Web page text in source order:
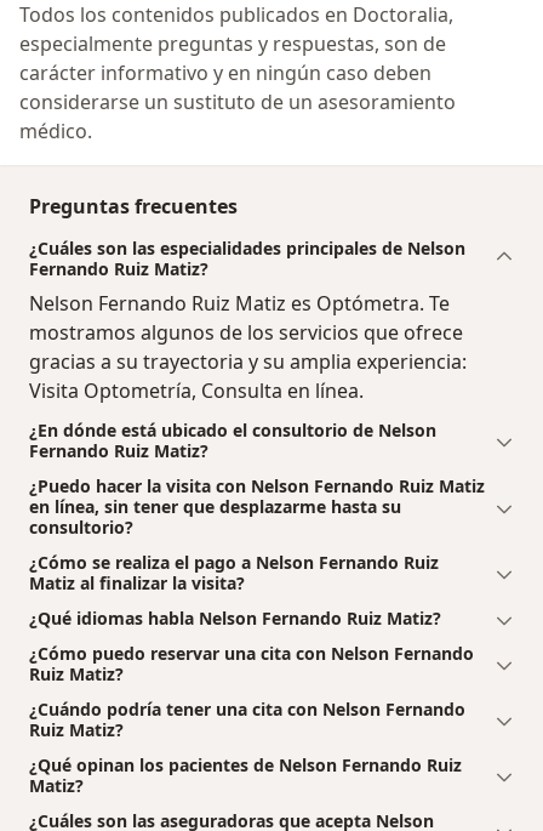
Todos los contenidos publicados en Doctoralia,
especialmente preguntas y respuestas, son de
carácter informativo y en ningún caso deben
considerarse un sustituto de un asesoramiento
médico.
Preguntas frecuentes
¿Cuáles son las especialidades principales de Nelson
Fernando Ruiz Matiz?
Nelson Fernando Ruiz Matiz es Optómetra. Te
mostramos algunos de los servicios que ofrece
gracias a su trayectoria y su amplia experiencia:
Visita Optometría, Consulta en línea.
¿En dónde está ubicado el consultorio de Nelson
Fernando Ruiz Matiz?
¿Puedo hacer la visita con Nelson Fernando Ruiz Matiz
en línea, sin tener que desplazarme hasta su
consultorio?
¿Cómo se realiza el pago a Nelson Fernando Ruiz
Matiz al finalizar la visita?
¿Qué idiomas habla Nelson Fernando Ruiz Matiz?
¿Cómo puedo reservar una cita con Nelson Fernando
Ruiz Matiz?
¿Cuándo podría tener una cita con Nelson Fernando
Ruiz Matiz?
¿Qué opinan los pacientes de Nelson Fernando Ruiz
Matiz?
¿Cuáles son las aseguradoras que acepta Nelson